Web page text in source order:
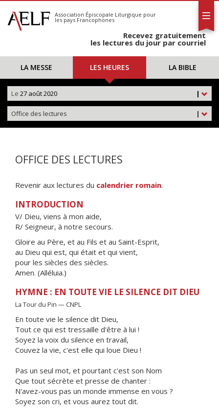
S'abonner
Calendrier
Association Épiscopale Liturgique pour
les pays Francophones
Recevez gratuitement
les lectures du jour par courriel
LA MESSE LES HEURES LA BIBLE
|
Le 27 août 2020
|
Office des lectures
OFFICE DES LECTURES
Revenir aux lectures du calendrier romain.
INTRODUCTION
V/ Dieu, viens à mon aide,
R/ Seigneur, à notre secours.
Gloire au Père, et au Fils et au Saint-Esprit,
au Dieu qui est, qui était et qui vient,
pour les siècles des siècles.
Amen. (Alléluia.)
HYMNE : EN TOUTE VIE LE SILENCE DIT DIEU
La Tour du Pin — CNPL
En toute vie le silence dit Dieu,
Tout ce qui est tressaille d'être à lui !
Soyez la voix du silence en travail,
Couvez la vie, c'est elle qui loue Dieu !
Pas un seul mot, et pourtant c'est son Nom
Que tout sécrète et presse de chanter :
N'avez-vous pas un monde immense en vous ?
Soyez son cri, et vous aurez tout dit.